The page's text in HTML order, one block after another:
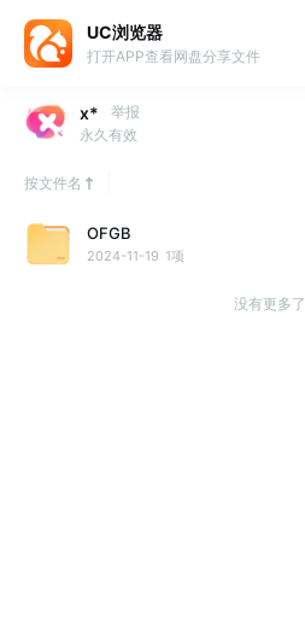
UC浏览器
打开APP查看网盘分享文件
x*
举报
永久有效
按文件名
OFGB
2024-11-19 1项
没有更多了